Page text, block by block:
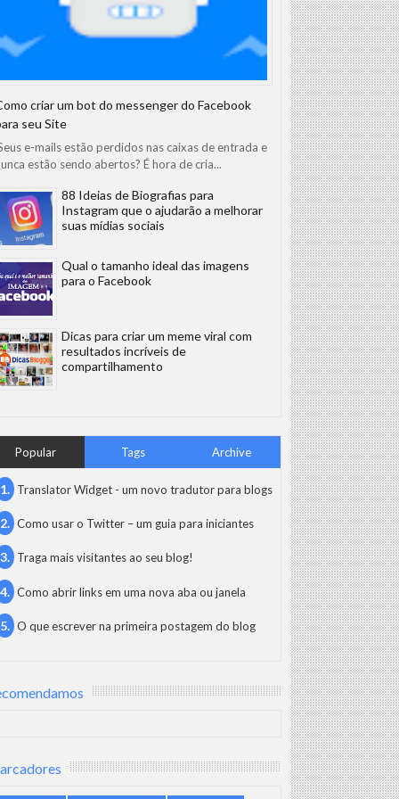
criar um bot do messenger do Facebook
seu Site
e-mails estão perdidos nas caixas de entrada e
estão sendo abertos? É hora de cria...
88 Ideias de Biografias para
Instagram que o ajudarão a melhorar
suas mídias sociais
Qual o tamanho ideal das imagens
para o Facebook
Dicas para criar um meme viral com
resultados incríveis de
compartilhamento
Popular Tags Archive
Translator Widget - um novo tradutor para blogs
Como usar o Twitter – um guia para iniciantes
Traga mais visitantes ao seu blog!
Como abrir links em uma nova aba ou janela
O que escrever na primeira postagem do blog